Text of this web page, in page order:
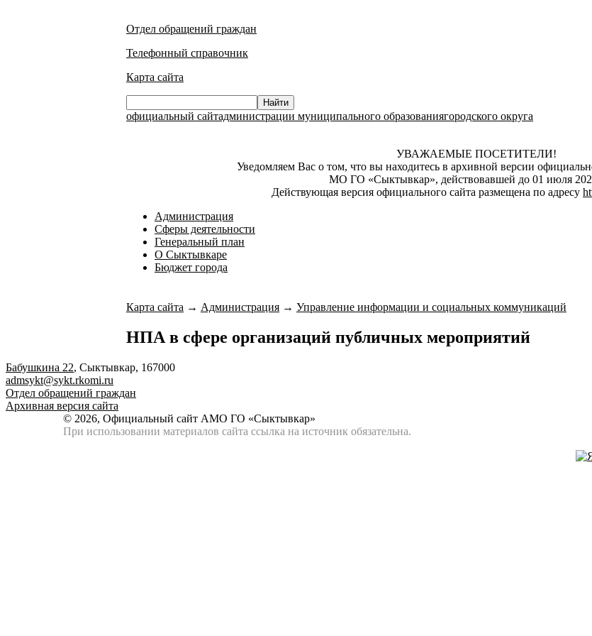
Отдел обращений граждан
Телефонный справочник
Карта сайта
официальный сайтадминистрации муниципального образованиягородского округа
УВАЖАЕМЫЕ ПОСЕТИТЕЛИ!
Уведомляем Вас о том, что вы находитесь в архивной версии
МО ГО «Сыктывкар», действовавшей до 01 июля
Действующая версия официального сайта размещена по адресу
Администрация
Сферы деятельности
Генеральный план
О Сыктывкаре
Бюджет города
Карта сайта → Администрация → Управление информации и социальных коммуникаций
НПА в сфере организаций публичных мероприятий
Бабушкина 22, Сыктывкар, 167000
admsykt@sykt.rkomi.ru
Отдел обращений граждан
Архивная версия сайта
© 2026, Официальный сайт АМО ГО «Сыктывкар»
При использовании материалов сайта ссылка на источник обязательна.